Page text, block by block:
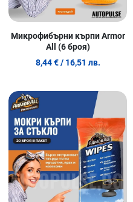
Микрофибърни кърпи Armor
All (6 броя)
8,44 € / 16,51 лв.